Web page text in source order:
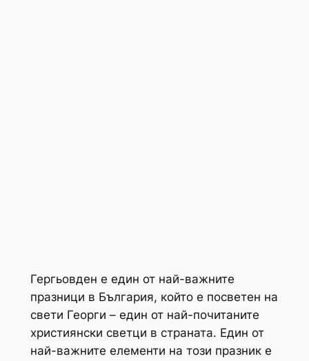
Гергьовден е един от най-важните
празници в България, който е посветен на
свети Георги – един от най-почитаните
християнски светци в страната. Един от
най-важните елементи на този празник е